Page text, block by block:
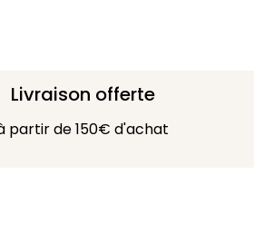
Livraison offerte
partir de 150€ d'achat